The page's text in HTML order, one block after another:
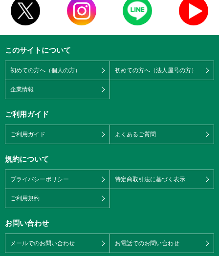
このサイトについて
初めての方へ（個人の方） 初めての方へ（法人屋号の方）
企業情報
ご利用ガイド
ご利用ガイド よくあるご質問
規約について
プライバシーポリシー 特定商取引法に基づく表示
ご利用規約
お問い合わせ
メールでのお問い合わせ お電話でのお問い合わせ